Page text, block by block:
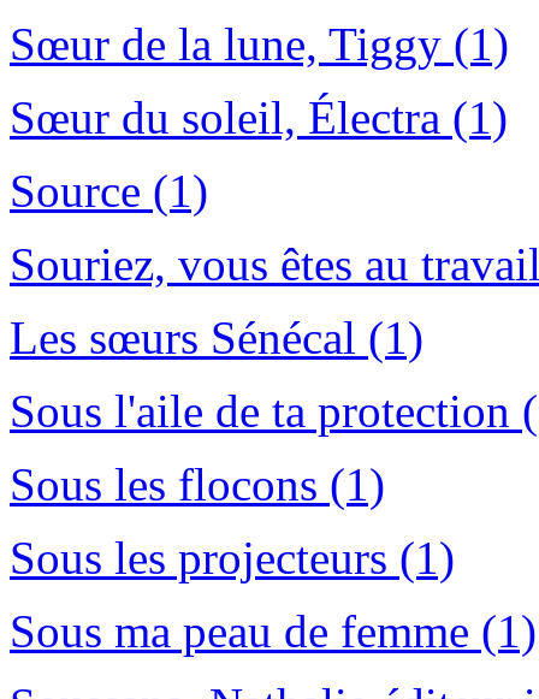
Sœur de la lune, Tiggy (1)
Sœur du soleil, Électra (1)
Source (1)
Souriez, vous êtes au
Les sœurs Sénécal (1)
Sous l'aile de ta protection
Sous les flocons (1)
Sous les projecteurs (1)
Sous ma peau de femme (1)